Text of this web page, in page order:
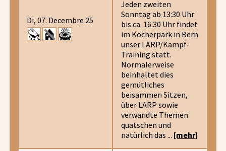
Di, 07. Decembre 25
Jeden zweiten
Sonntag ab 13:30 Uhr
bis ca. 16:30 Uhr findet
im Kocherpark in Bern
unser LARP/Kampf-
Training statt.
Normalerweise
beinhaltet dies
gemütliches
beisammen Sitzen,
über LARP sowie
verwandte Themen
quatschen und
natürlich das ... [mehr]